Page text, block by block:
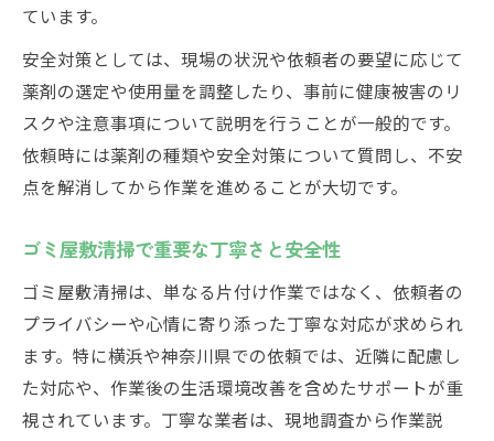
ています。
安全対策としては、現場の状況や依頼者の要望に応じて
薬剤の選定や使用量を調整したり、事前に健康被害のリ
スクや注意事項について説明を行うことが一般的です。
依頼時には薬剤の種類や安全対策について質問し、不安
点を解消してから作業を進めることが大切です。
ゴミ屋敷清掃で重要な丁寧さと安全性
ゴミ屋敷清掃は、単なる片付け作業ではなく、依頼者の
プライバシーや心情に寄り添った丁寧な対応が求められ
ます。特に横浜や神奈川県での依頼では、近隣に配慮し
た対応や、作業後の生活環境改善を含めたサポートが重
視されています。丁寧な業者は、現地調査から作業説